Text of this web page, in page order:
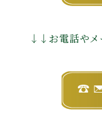
↓↓お電話やメ